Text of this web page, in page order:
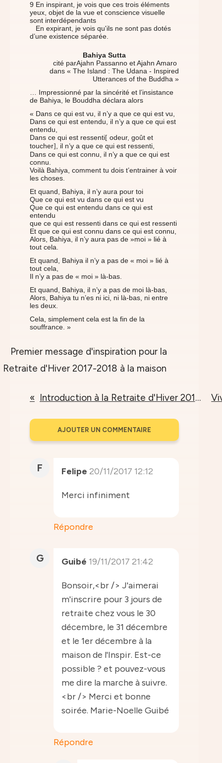
9 En inspirant, je vois que ces trois éléments
yeux, objet de la vue et conscience visuelle
sont interdépendants
En expirant, je vois qu'ils ne sont pas dotés
d’une existence séparée.
Bahiya Sutta
cité parAjahn Passanno et Ajahn Amaro
dans « The Island : The Udana - Inspired
Utterances of the Buddha »
… Impressionné par la sincérité et l’insistance
de Bahiya, le Bouddha déclara alors
« Dans ce qui est vu, il n’y a que ce qui est vu,
Dans ce qui est entendu, il n’y a que ce qui est
entendu,
Dans ce qui est ressenti[ odeur, goût et
toucher]
, il n’y a que ce qui est ressenti,
Dans ce qui est connu, il n’y a que ce qui est
connu.
Voilà Bahiya, comment tu dois t’entrainer à voir
les choses.
Et quand, Bahiya, il n’y aura pour toi
Que ce qui est vu dans ce qui est vu
Que ce qui est entendu dans ce qui est
entendu
que ce qui est ressenti dans ce qui est ressenti
Et que ce qui est connu dans ce qui est connu,
Alors, Bahiya, il n’y aura pas de »moi » lié à
tout cela.
Et quand, Bahiya il n’y a pas de « moi » lié à
tout cela,
Il n’y a pas de « moi » là-bas.
Et quand, Bahiya, il n’y a pas de moi là-bas,
Alors, Bahiya tu n’es ni ici, ni là-bas, ni entre
les deux.
Cela, simplement cela est la fin de la
souffrance. »
Introduction à la Retraite d'Hiver 2017-2018 à la maison
AJOUTER UN COMMENTAIRE
F Felipe 20/11/2017 12:12
Merci infiniment
Répondre
G Guibé 19/11/2017 21:42
Bonsoir,<br /> J'aimerai
m'inscrire pour 3 jours de
retraite chez vous le 30
décembre, le 31 décembre
et le 1er décembre à la
maison de l'Inspir. Est-ce
possible ? et pouvez-vous
me dire la marche à suivre.
<br /> Merci et bonne
soirée. Marie-Noelle Guibé
Répondre